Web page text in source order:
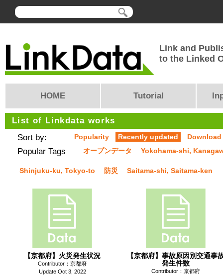
Link and
to the Linked
HOME Tutorial
List of Linkdata works
Sort by:
Popularity Recently updated
Popular Tags オープンデータ Yokohama-shi,
Shinjuku-ku, Tokyo-to 防災 Saitama-shi, Saitama-ken
【京都府】火災発生状況
Contributor：京都府
Update:Oct 3, 2022
【京都府】事故原因別交通事
発生件数
Contributor：京都府